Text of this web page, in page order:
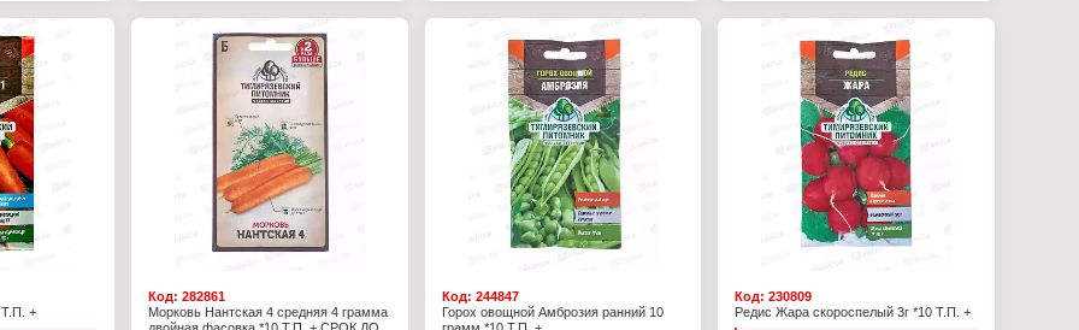
(открытый грунт), 100 - 110 г
(светокультура). Посев: февраль - июль.
Посадка: апрель - сентябрь. Сбор
урожая: май - октябрь.
Характеристики:
Производитель: Тимирязевский
Тип товара: Семена
Вид товара: Петрушка
Вариация: Мооскраузе 2
Жизненный цикл: однолетник
Срок созревания: раннеспелый
Упаковка: пакет Евро
Место: солнечный участок, хорошо
сквозняков. Почва: легкая, плодородная,
с удобрениями. Способ опыления:
самоопыляемый. Температура
проращивания: +23 +25 С.
Характеристики:
Производитель: Тимирязевский
Тип товара: Семена
Вид товара: Огурец
Вариация: "Зозуля"
Жизненный цикл: однолетник
Срок созревания: ранний
Гибридность: F1
Упаковка: пакет Евро
однолетник. Сорт: раннеспелый. Период
0,3 кг. Высота: 20 - 50 см. Посев: март -
июнь, август - сентябрь. Сбор урожая:
апрель - октябрь.
Характеристики:
Производитель: Тимирязевский
Тип товара: Семена
Вид товара: Лук
Разновидность: Батун
Вариация: Апрельский
Жизненный цикл: однолетник
Срок созревания: раннеспелый
Упаковка: пакет Евро
+
Код:282861
Морковь Нантская 4 средняя 4 грамма
Код: 244847
Горох овощной Амброзия ранний 10
Код:230809
Редис Жара скороспелый 3г *10 Т.П. +